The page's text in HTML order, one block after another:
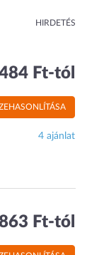
HIRDETÉS
Ft-tól
4 ajánlat
Ft-tól